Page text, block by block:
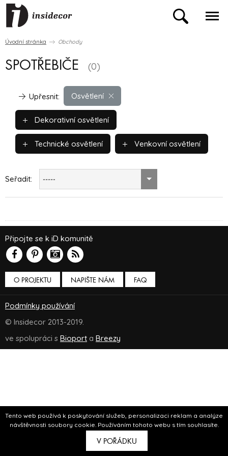
Tento web používá k poskytování služeb, personalizaci reklam a analýze
návštěvnosti soubory cookie. Používáním tohoto webu s tím souhlasíte.
V POŘÁDKU
Úvodní stránka Obchody
SPOTŘEBIČE (0)
Osvětlení
Upřesnit:
Dekorativní osvětlení
Technické osvětlení Venkovní osvětlení
Seřadit: -----
O PROJEKTU NAPIŠTE NÁM
Připojte se k iD komunitě
FAQ
Podmínky používání
© Insidecor 2013-2019.
ve spolupráci s Bioport a Breezy